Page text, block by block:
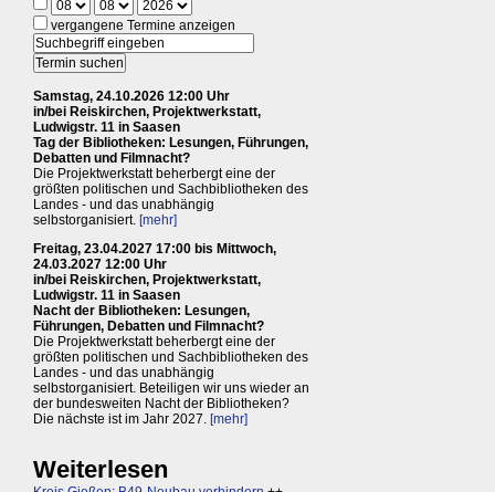
vergangene Termine anzeigen
Samstag, 24.10.2026 12:00 Uhr
in/bei Reiskirchen, Projektwerkstatt,
Ludwigstr. 11 in Saasen
Tag der Bibliotheken: Lesungen, Führungen,
Debatten und Filmnacht?
Die Projektwerkstatt beherbergt eine der
größten politischen und Sachbibliotheken des
Landes - und das unabhängig
selbstorganisiert. [mehr]
Freitag, 23.04.2027 17:00 bis Mittwoch,
24.03.2027 12:00 Uhr
in/bei Reiskirchen, Projektwerkstatt,
Ludwigstr. 11 in Saasen
Nacht der Bibliotheken: Lesungen,
Führungen, Debatten und Filmnacht?
Die Projektwerkstatt beherbergt eine der
größten politischen und Sachbibliotheken des
Landes - und das unabhängig
selbstorganisiert. Beteiligen wir uns wieder an
der bundesweiten Nacht der Bibliotheken?
Die nächste ist im Jahr 2027. [mehr]
Weiterlesen